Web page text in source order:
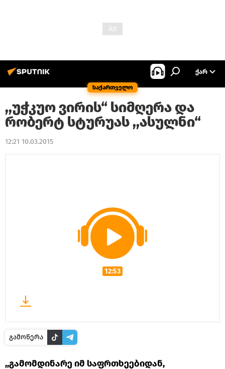
საქართველო
ᲥᲐᲠ
,,უჭკუო ვირის“ სიმღერა და
რობერტ სტურუას ,,ასულნი“
12:21 10.03.2015
12:53
გამოწერა
,,გამომდინარე იმ საფრთხეებიდან,